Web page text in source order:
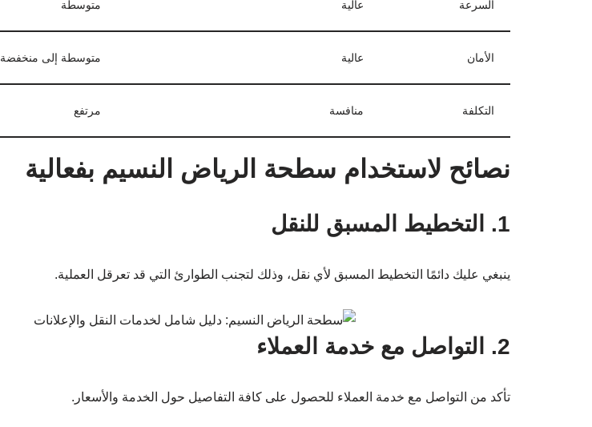
السرعة عالية متوسطة
الأمان عالية متوسطة إلى منخفضة
التكلفة منافسة مرتفع
نصائح لاستخدام سطحة الرياض النسيم بفعالية
1. التخطيط المسبق للنقل
ينبغي عليك دائمًا التخطيط المسبق لأي نقل، وذلك لتجنب الطوارئ التي قد تعرقل العملية.
2. التواصل مع خدمة العملاء
تأكد من التواصل مع خدمة العملاء للحصول على كافة التفاصيل حول الخدمة والأسعار.